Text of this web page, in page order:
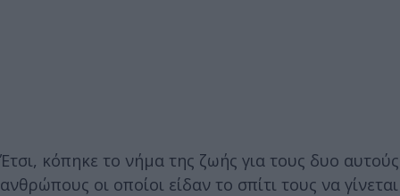
Έτσι, κόπηκε το νήμα της ζωής για τους δυο αυτούς
ανθρώπους οι οποίοι είδαν το σπίτι τους να γίνεται